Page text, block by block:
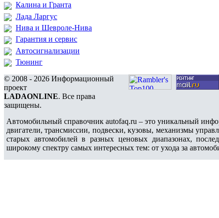
Калина и Гранта
Лада Ларгус
Нива и Шевроле-Нива
Гарантия и сервис
Автосигнализации
Тюнинг
© 2008 - 2026 Информационный
проект
LADAONLINE. Все права
защищены.
Автомобильный справочник autofaq.ru – это уникальный
двигатели, трансмиссии, подвески, кузовы, механизмы
старых автомобилей в разных ценовых диапазонах,
широкому спектру самых интересных тем: от ухода за